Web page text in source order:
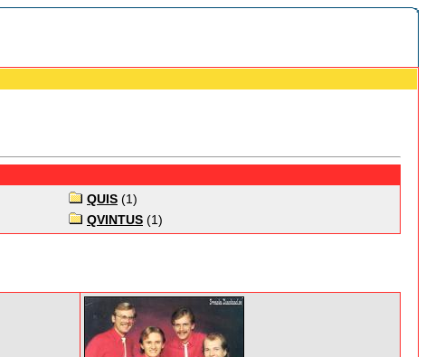
QUIS (1)
QVINTUS (1)